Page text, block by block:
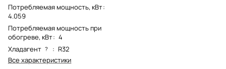
Потребляемая мощность, кВт:
4.059
Потребляемая мощность при
обогреве, кВт: 4
Хладагент ? : R32
Все характеристики